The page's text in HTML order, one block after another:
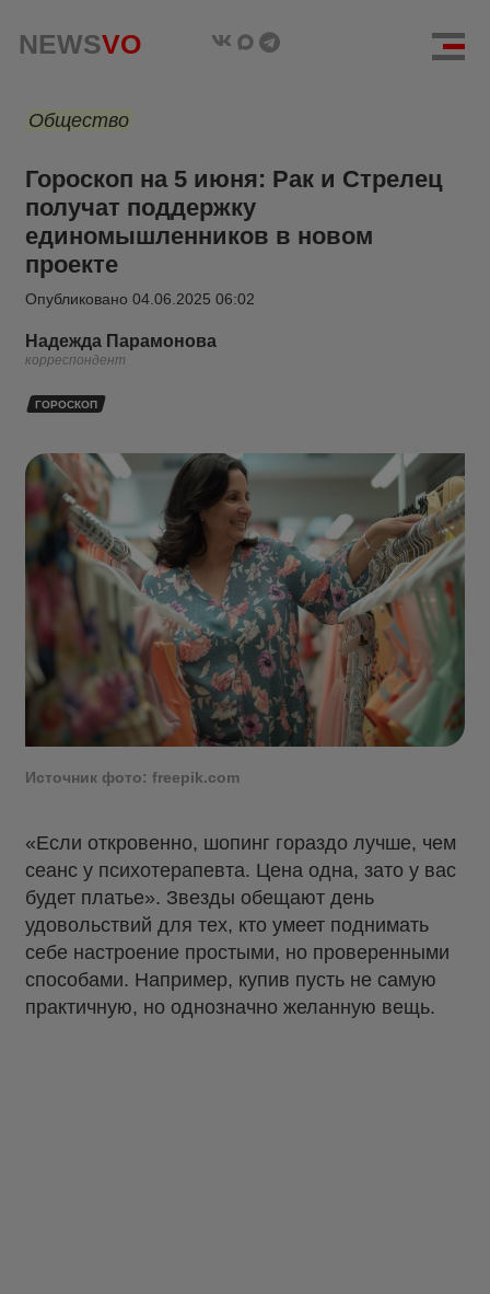
NEWSVO
Общество
Гороскоп на 5 июня: Рак и Стрелец
получат поддержку
единомышленников в новом
проекте
Опубликовано 04.06.2025 06:02
Надежда Парамонова
корреспондент
ГОРОСКОП
Источник фото: freepik.com
«Если откровенно, шопинг гораздо лучше, чем
сеанс у психотерапевта. Цена одна, зато у вас
будет платье». Звезды обещают день
удовольствий для тех, кто умеет поднимать
себе настроение простыми, но проверенными
способами. Например, купив пусть не самую
практичную, но однозначно желанную вещь.